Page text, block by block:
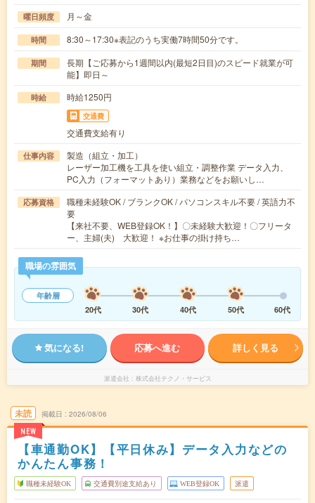
曜日頻度 月～金
時間 8:30～17:30※表記のうち実働7時間50分です。
期間
長期【ご応募から1週間以内(最短2日目)のスピード就業が可
能】即日～
時給 時給1250円
交通費
交通費支給有り
仕事内容
製造（組立・加工）
レーザー加工機を工具を使い組立・調整作業 データ入力、
PC入力（フォーマットあり）業務などをお願いし…
応募資格
職種未経験OK / ブランクOK / パソコンスキル不要 / 英語力不
要
【来社不要、WEB登録OK！】〇未経験大歓迎！〇フリータ
ー、主婦(夫) 大歓迎！ ※お仕事の掛け持ち…
職場の雰囲気
年齢層
20代
30代 40代 50代 60代
気になる! 応募へ進む 詳しく見る
派遣会社 株式会社テクノ・サービス
未読
NEW
掲載日 2026/08/06
【車通勤OK】【平日休み】データ入力などの
かんたん事務！
職種未経験OK 交通費別途支給あり WEB登録OK 派遣